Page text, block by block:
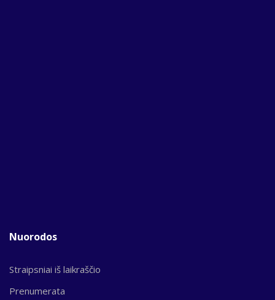
Nuorodos
Straipsniai iš laikraščio
Prenumerata